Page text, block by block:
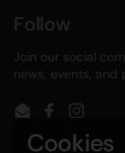
Follow
Join our social
news, events, and
EmailFacebookInstagram
Cookies